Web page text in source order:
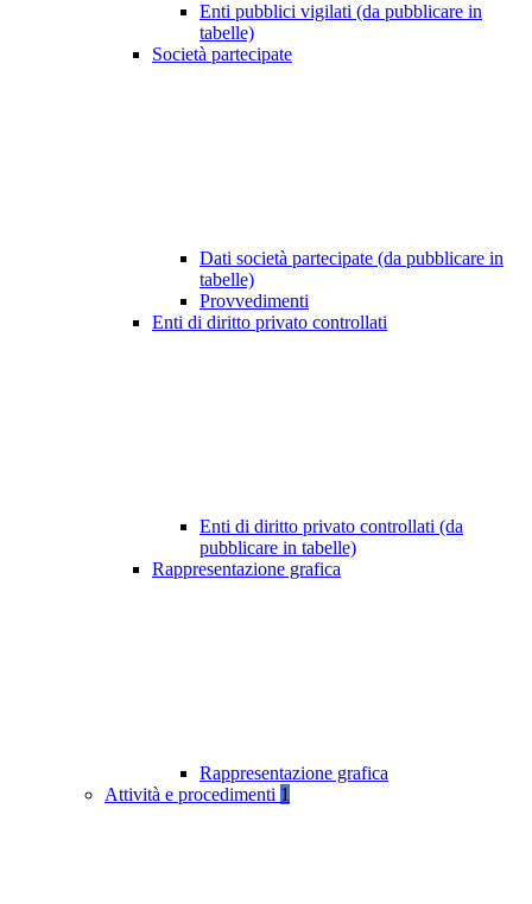
Enti pubblici vigilati (da pubblicare in
tabelle)
Società partecipate
Dati società partecipate (da pubblicare in
tabelle)
Provvedimenti
Enti di diritto privato controllati
Enti di diritto privato controllati (da
pubblicare in tabelle)
Rappresentazione grafica
Rappresentazione grafica
Attività e procedimenti 1